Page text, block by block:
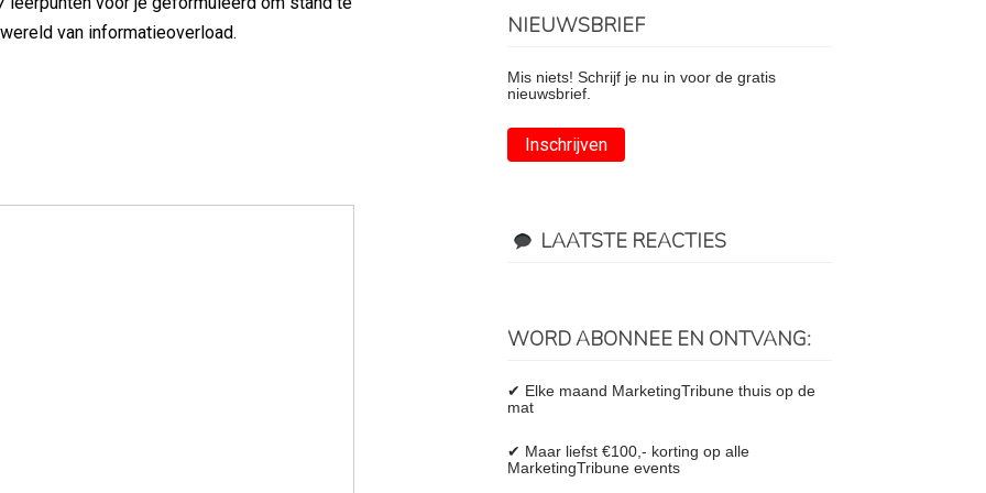
van informatieoverload.
NIEUWSBRIEF
Mis niets! Schrijf je nu in voor de gratis
nieuwsbrief.
Inschrijven
LAATSTE REACTIES
WORD ABONNEE EN ONTVANG:
✔ Elke maand MarketingTribune thuis op de
mat
✔ Maar liefst €100,- korting op alle
MarketingTribune events